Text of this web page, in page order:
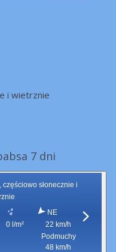
i wietrznie
7 dni
słonecznie i
0 l/m²
NE
22 km/h
Podmuchy
48 km/h